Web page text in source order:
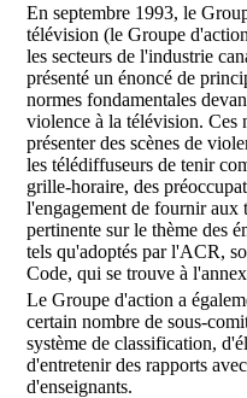
En septembre 1993, le
télévision (le Groupe
les secteurs de l'industrie
présenté un énoncé de
normes fondamentales
violence à la télévision. Ces
présenter des scènes de
les télédiffuseurs de tenir
grille-horaire, des
l'engagement de fournir aux
pertinente sur le thème des
tels qu'adoptés par l'ACR,
Code, qui se trouve à
Le Groupe d'action a
certain nombre de sous-
système de classification,
d'entretenir des rapports
d'enseignants.